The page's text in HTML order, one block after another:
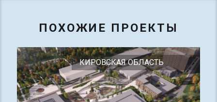
ПОХОЖИЕ ПРОЕКТЫ
КИРОВСКАЯ ОБЛАСТЬ